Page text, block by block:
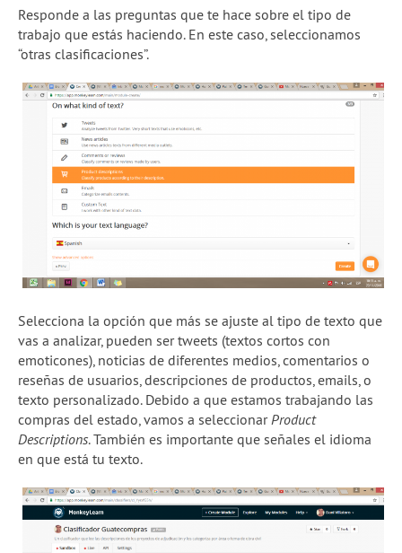
Responde a las preguntas que te hace sobre el tipo de
trabajo que estás haciendo. En este caso, seleccionamos
“otras clasificaciones”.
Selecciona la opción que más se ajuste al tipo de texto que
vas a analizar, pueden ser tweets (textos cortos con
emoticones), noticias de diferentes medios, comentarios o
reseñas de usuarios, descripciones de productos, emails, o
texto personalizado. Debido a que estamos trabajando las
compras del estado, vamos a seleccionarProduct
Descriptions. También es importante que señales el idioma
en que está tu texto.